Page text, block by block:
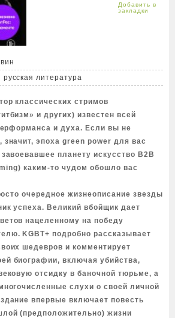
литература
классических стримов
и других) известен всей
и духа. Если вы не
эпоха green power для вас
планету искусство B2B
каким-то чудом обошло вас
очередное жизнеописание звезды
успеха. Великий вбойщик дает
нацеленному на победу
KGBT+ подробно рассказывает
шедевров и комментирует
биографии, включая убийства,
отсидку в баночной тюрьме, а
слухи о своей личной
впервые включает повесть
(предположительно) жизни